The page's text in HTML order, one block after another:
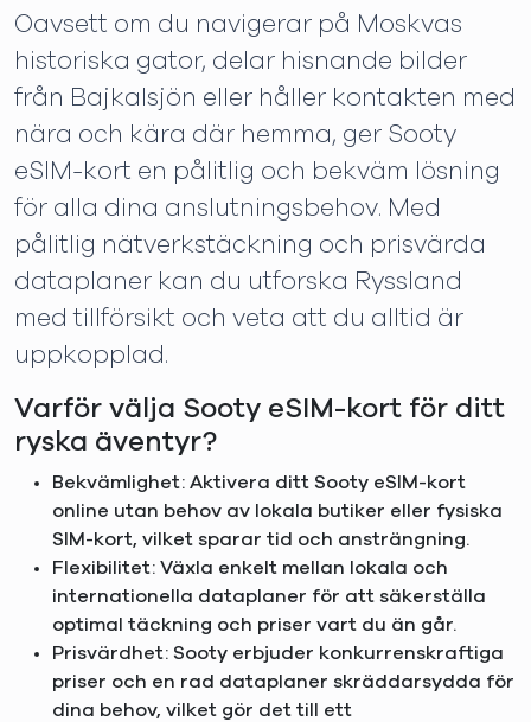
Oavsett om du navigerar på Moskvas
historiska gator, delar hisnande bilder
från Bajkalsjön eller håller kontakten med
nära och kära där hemma, ger Sooty
eSIM-kort en pålitlig och bekväm lösning
för alla dina anslutningsbehov. Med
pålitlig nätverkstäckning och prisvärda
dataplaner kan du utforska Ryssland
med tillförsikt och veta att du alltid är
uppkopplad.
Varför välja Sooty eSIM-kort för ditt
ryska äventyr?
Bekvämlighet: Aktivera ditt Sooty eSIM-kort
online utan behov av lokala butiker eller fysiska
SIM-kort, vilket sparar tid och ansträngning.
Flexibilitet: Växla enkelt mellan lokala och
internationella dataplaner för att säkerställa
optimal täckning och priser vart du än går.
Prisvärdhet: Sooty erbjuder konkurrenskraftiga
priser och en rad dataplaner skräddarsydda för
dina behov, vilket gör det till ett